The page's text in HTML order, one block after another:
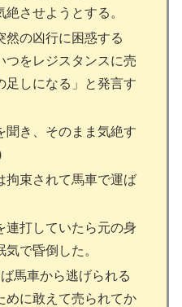
させようとする。
然の凶行に困惑する
つをレジスタンスに売
足しになる」と発言す
聞き、そのまま気絶す
拘束されて馬車で運ば
連打していたら元の身
で昏倒した。
馬車から逃げられる
めに敢えて売られてか